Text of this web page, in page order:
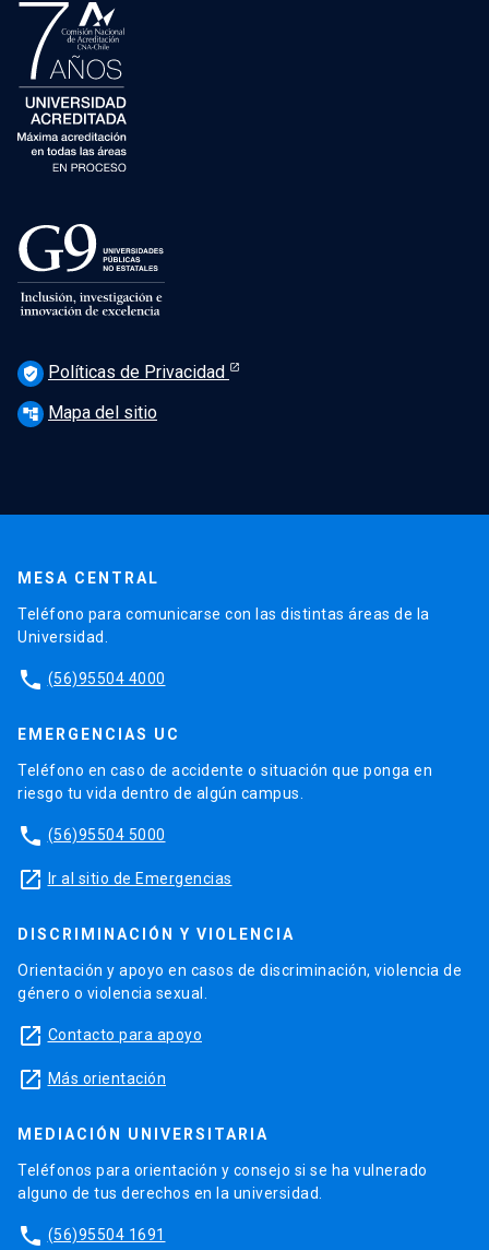
verified_user Políticas de Privacidad
account_tree Mapa del sitio
MESA CENTRAL
Teléfono para comunicarse con las distintas áreas de la
Universidad.
phone (56)95504 4000
EMERGENCIAS UC
Teléfono en caso de accidente o situación que ponga en
riesgo tu vida dentro de algún campus.
phone (56)95504 5000
launch Ir al sitio de Emergencias
DISCRIMINACIÓN Y VIOLENCIA
Orientación y apoyo en casos de discriminación, violencia de
género o violencia sexual.
launch Contacto para apoyo
launch Más orientación
MEDIACIÓN UNIVERSITARIA
Teléfonos para orientación y consejo si se ha vulnerado
alguno de tus derechos en la universidad.
phone (56)95504 1691